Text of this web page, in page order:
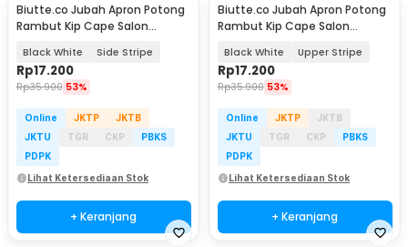
Biutte.co Jubah Apron Potong
Rambut Kip Cape Salon
Black White Side Stripe
Rp17.200
Rp35.900 53%
Online JKTP
JKTB
JKTU
TGR CKP
PBKS
PDPK
Lihat Ketersediaan Stok
+ Keranjang
Biutte.co Jubah Apron Potong
Rambut Kip Cape Salon
Black White Upper Stripe
Rp17.200
Rp35.900 53%
Online JKTP
JKTB
JKTU
TGR CKP
PBKS
PDPK
Lihat Ketersediaan Stok
+ Keranjang